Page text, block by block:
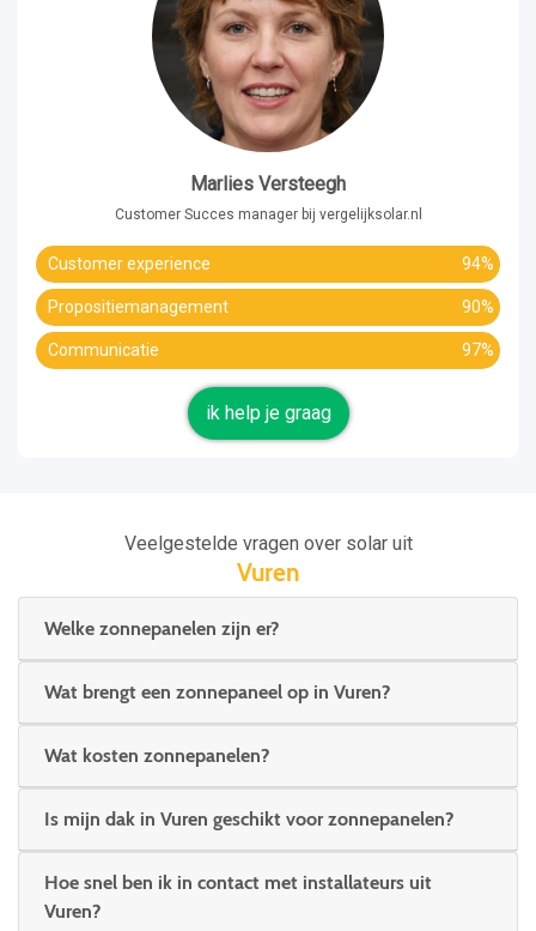
Marlies Versteegh
Customer Succes manager bij vergelijksolar.nl
Customer experience 94%
Propositiemanagement 90%
Communicatie 97%
ik help je graag
Veelgestelde vragen over solar uit
Vuren
Welke zonnepanelen zijn er?
Wat brengt een zonnepaneel op in Vuren?
Wat kosten zonnepanelen?
Is mijn dak in Vuren geschikt voor zonnepanelen?
Hoe snel ben ik in contact met installateurs uit
Vuren?